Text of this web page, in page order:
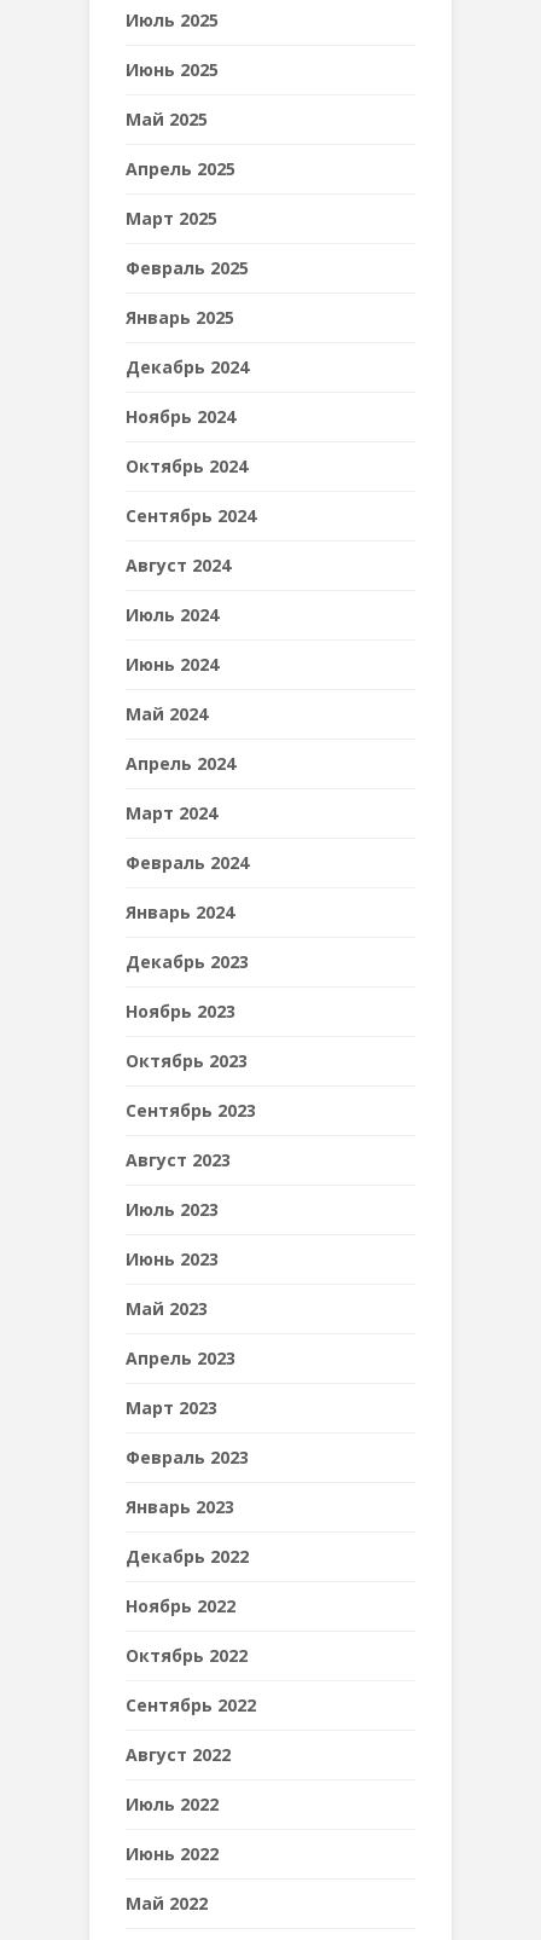
Июль 2025
Июнь 2025
Май 2025
Апрель 2025
Март 2025
Февраль 2025
Январь 2025
Декабрь 2024
Ноябрь 2024
Октябрь 2024
Сентябрь 2024
Август 2024
Июль 2024
Июнь 2024
Май 2024
Апрель 2024
Март 2024
Февраль 2024
Январь 2024
Декабрь 2023
Ноябрь 2023
Октябрь 2023
Сентябрь 2023
Август 2023
Июль 2023
Июнь 2023
Май 2023
Апрель 2023
Март 2023
Февраль 2023
Январь 2023
Декабрь 2022
Ноябрь 2022
Октябрь 2022
Сентябрь 2022
Август 2022
Июль 2022
Июнь 2022
Май 2022